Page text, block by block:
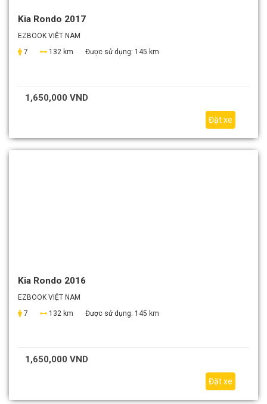
Kia Rondo 2017
EZBOOK VIỆT NAM
7
132 km Được sử dụng: 145 km
1,650,000 VND
Đặt xe
Kia Rondo 2016
EZBOOK VIỆT NAM
7
132 km Được sử dụng: 145 km
1,650,000 VND
Đặt xe